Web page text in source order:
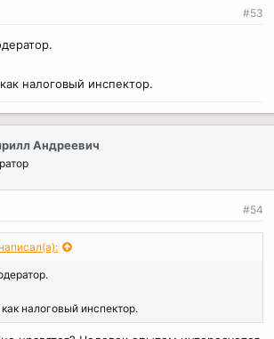
#53
налоговый инспектор.
Андреевич
#54
налоговый инспектор.